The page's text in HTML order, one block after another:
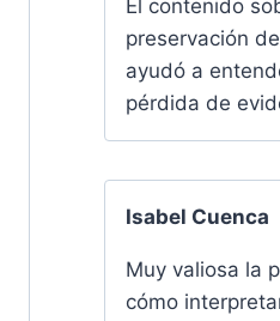
El contenido
preservación
ayudó a
pérdida de
Isabel Cuenca
Muy valiosa la
cómo